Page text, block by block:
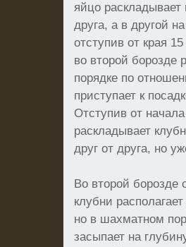
яйцо раскладывает
друга, а в другой
отступив от края
во второй борозде
порядке по
приступает к
Отступив от
раскладывает
друг от друга, но
Во второй борозде
клубни
но в шахматном
засыпает на